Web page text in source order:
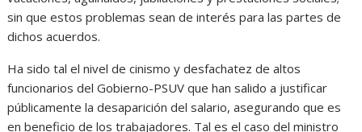
sin que estos problemas sean de interés para las partes de
dichos acuerdos.
Ha sido tal el nivel de cinismo y desfachatez de altos
funcionarios del Gobierno-PSUV que han salido a justificar
públicamente la desaparición del salario, asegurando que es
en beneficio de los trabajadores. Tal es el caso del ministro